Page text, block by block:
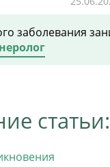
заболевания
статьи: